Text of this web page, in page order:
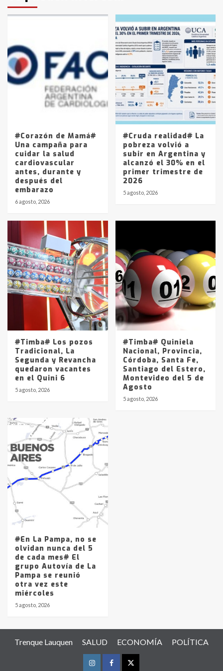
3
en la mañana del lunes
4
Accidente en Ruta 5: falleció un
joven de Trenque Lauquen
Los precios de los combustibles en
La Pampa, desde YPF hasta Axion
entre 857 a 1338 pesos
#Corazón de Mamá#
Una campaña para
cuidar la salud
cardiovascular
antes, durante y
después del
embarazo
6 agosto, 2026
#Cruda realidad# La
pobreza volvió a
subir en Argentina y
alcanzó el 30% en el
primer trimestre de
2026
5 agosto, 2026
#Timba# Los pozos
Tradicional, La
Segunda y Revancha
quedaron vacantes
en el Quini 6
5 agosto, 2026
#Timba# Quiniela
Nacional, Provincia,
Córdoba, Santa Fe,
Santiago del Estero,
Montevideo del 5 de
Agosto
5 agosto, 2026
#En La Pampa, no se
olvidan nunca del 5
de cada mes# El
grupo Autovía de La
Pampa se reunió
otra vez este
miércoles
5 agosto, 2026
Trenque Lauquen SALUD ECONOMÍA POLÍTICA